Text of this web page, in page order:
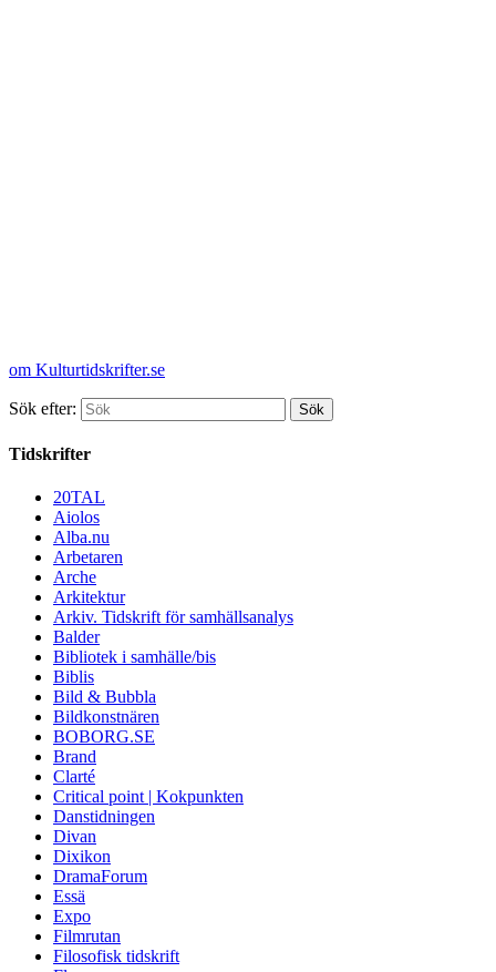
om Kulturtidskrifter.se
Sök efter:
Tidskrifter
20TAL
Aiolos
Alba.nu
Arbetaren
Arche
Arkitektur
Arkiv. Tidskrift för samhällsanalys
Balder
Bibliotek i samhälle/bis
Biblis
Bild & Bubbla
Bildkonstnären
BOBORG.SE
Brand
Clarté
Critical point | Kokpunkten
Danstidningen
Divan
Dixikon
DramaForum
Essä
Expo
Filmrutan
Filosofisk tidskrift